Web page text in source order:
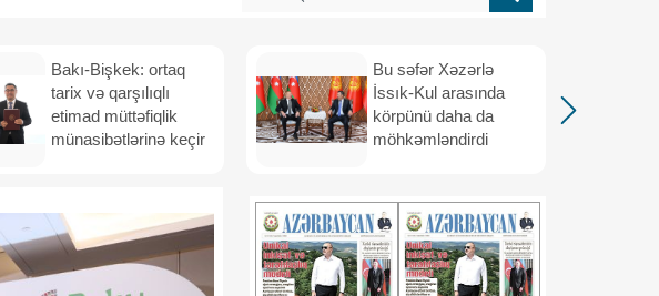
Bakı-Bişkek: ortaq
tarix və qarşılıqlı
etimad müttəfiqlik
münasibətlərinə keçir
Bu səfər Xəzərlə
İssık-Kul arasında
körpünü daha da
möhkəmləndirdi